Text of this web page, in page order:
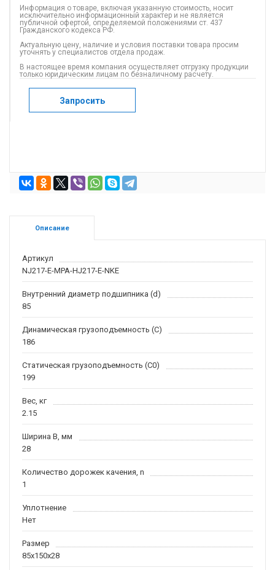
Информация о товаре, включая указанную стоимость, носит
исключительно информационный характер и не является
публичной офертой, определяемой положениями ст. 437
Гражданского кодекса РФ.
Актуальную цену, наличие и условия поставки товара просим
уточнять у специалистов отдела продаж.
В настоящее время компания осуществляет отгрузку продукции
только юридическим лицам по безналичному расчету.
Запросить
Описание
Артикул
NJ217-E-MPA-HJ217-E-NKE
Внутренний диаметр подшипника (d)
85
Динамическая грузоподъемность (C)
186
Статическая грузоподъемность (C0)
199
Вес, кг
2.15
Ширина B, мм
28
Количество дорожек качения, n
1
Уплотнение
Нет
Размер
85x150x28